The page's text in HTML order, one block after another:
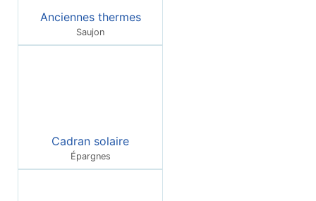
Anciennes thermes
Saujon
Cadran solaire
Épargnes